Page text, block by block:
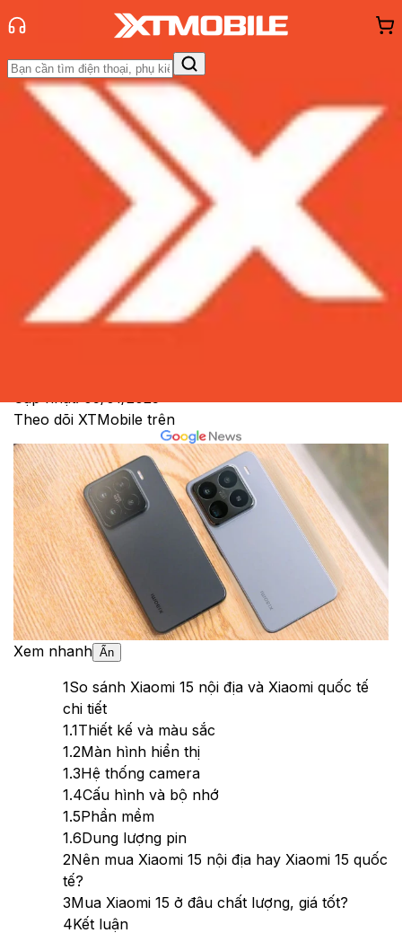
Trang chủ
Tin tức
Hỏi đáp
Đánh Giá - Trên TaySo Sánh Tư vấnKhuyến
Hỏi đáp App - Game Thông báo
hàng - Sự kiện
Xiaomi 15 nội địa khác gì quốc tế?
Mua bản nào tốt hơn?
Cập nhật:05/01/2025
Theo dõi XTMobile trên
Xem nhanh Ẩn
1So sánh Xiaomi 15 nội địa và Xiaomi quốc tế
chi tiết
1.1Thiết kế và màu sắc
1.2Màn hình hiển thị
1.3Hệ thống camera
1.4Cấu hình và bộ nhớ
1.5Phần mềm
1.6Dung lượng pin
2Nên mua Xiaomi 15 nội địa hay Xiaomi 15 quốc
tế?
3Mua Xiaomi 15 ở đâu chất lượng, giá tốt?
4Kết luận